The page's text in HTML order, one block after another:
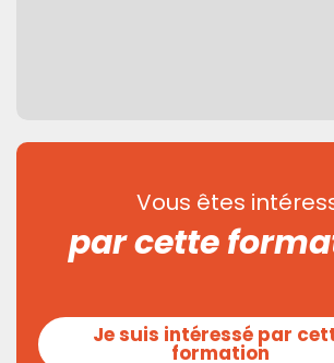
Vous êtes
par cette
Je suis intéressé par
formation